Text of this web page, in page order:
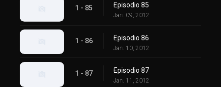
1 - 85 Episodio 85
Jan. 09, 2012
1 - 86 Episodio 86
Jan. 10, 2012
1 - 87 Episodio 87
Jan. 11, 2012